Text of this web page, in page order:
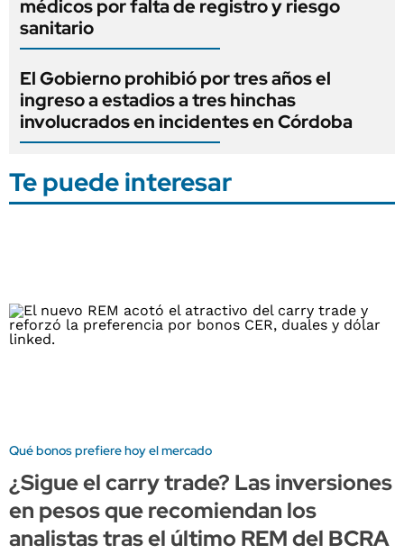
médicos por falta de registro y riesgo
sanitario
El Gobierno prohibió por tres años el
ingreso a estadios a tres hinchas
involucrados en incidentes en Córdoba
Te puede interesar
Qué bonos prefiere hoy el mercado
¿Sigue el carry trade? Las inversiones
en pesos que recomiendan los
analistas tras el último REM del BCRA